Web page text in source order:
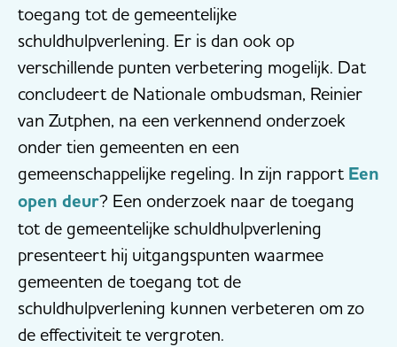
toegang tot de gemeentelijke
schuldhulpverlening. Er is dan ook op
verschillende punten verbetering mogelijk. Dat
concludeert de Nationale ombudsman, Reinier
van Zutphen, na een verkennend onderzoek
onder tien gemeenten en een
gemeenschappelijke regeling. In zijn rapport Een
open deur? Een onderzoek naar de toegang
tot de gemeentelijke schuldhulpverlening
presenteert hij uitgangspunten waarmee
gemeenten de toegang tot de
schuldhulpverlening kunnen verbeteren om zo
de effectiviteit te vergroten.